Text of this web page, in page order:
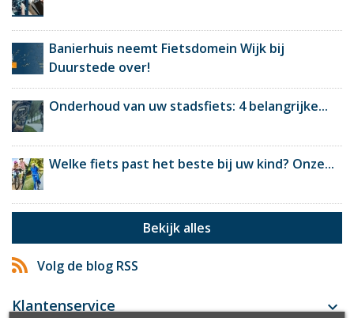
Banierhuis neemt Fietsdomein Wijk bij
Duurstede over!
Onderhoud van uw stadsfiets: 4 belangrijke...
Welke fiets past het beste bij uw kind? Onze...
Bekijk alles
Volg de blog RSS
Klantenservice 